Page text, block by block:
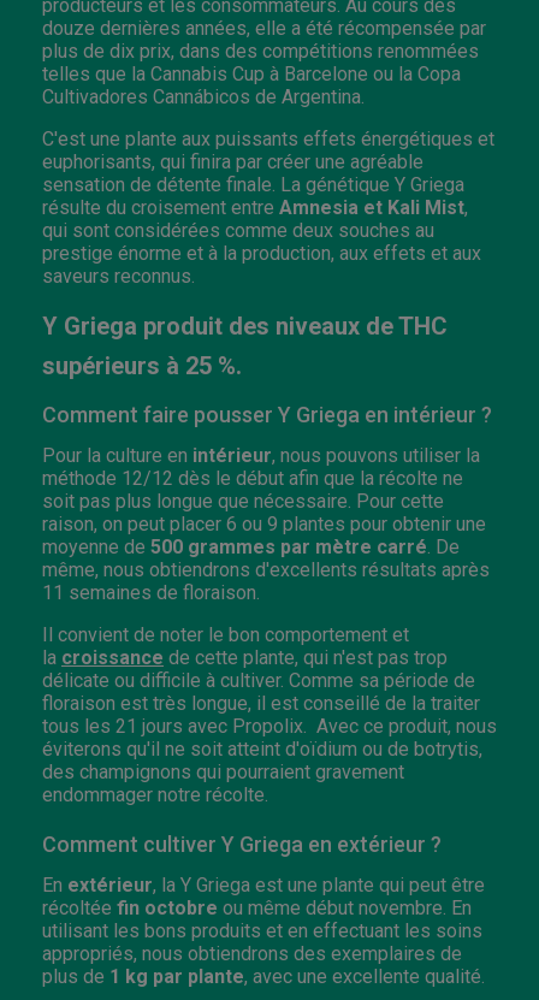
producteurs et les consommateurs. Au cours des
douze dernières années, elle a été récompensée par
plus de dix prix, dans des compétitions renommées
telles que la Cannabis Cup à Barcelone ou la Copa
Cultivadores Cannábicos de Argentina.
C'est une plante aux puissants effets énergétiques et
euphorisants, qui finira par créer une agréable
sensation de détente finale. La génétique Y Griega
résulte du croisement entre Amnesia et Kali Mist,
qui sont considérées comme deux souches au
prestige énorme et à la production, aux effets et aux
saveurs reconnus.
Y Griega produit des niveaux de THC
supérieurs à 25 %.
Comment faire pousser Y Griega en intérieur ?
Pour la culture en intérieur, nous pouvons utiliser la
méthode 12/12 dès le début afin que la récolte ne
soit pas plus longue que nécessaire. Pour cette
raison, on peut placer 6 ou 9 plantes pour obtenir une
moyenne de 500 grammes par mètre carré . De
même, nous obtiendrons d'excellents résultats après
11 semaines de floraison.
Il convient de noter le bon comportement et
la croissance de cette plante, qui n'est pas trop
délicate ou difficile à cultiver. Comme sa période de
floraison est très longue, il est conseillé de la traiter
tous les 21 jours avec Propolix. Avec ce produit, nous
éviterons qu'il ne soit atteint d'oïdium ou de botrytis,
des champignons qui pourraient gravement
endommager notre récolte.
Comment cultiver Y Griega en extérieur ?
En extérieur, la Y Griega est une plante qui peut être
récoltée fin octobre ou même début novembre. En
utilisant les bons produits et en effectuant les soins
appropriés, nous obtiendrons des exemplaires de
plus de 1 kg par plante, avec une excellente qualité.